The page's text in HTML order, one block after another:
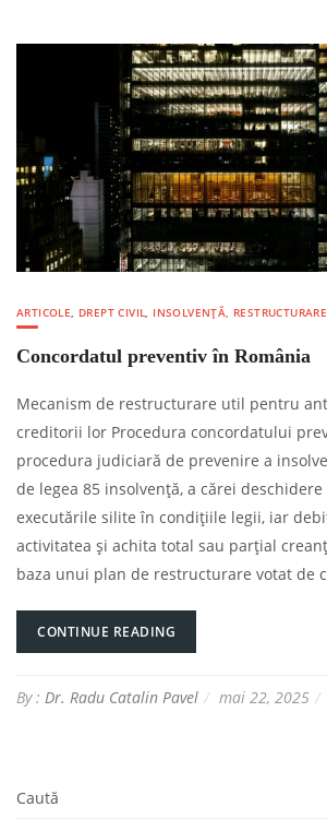
ARTICOLE, DREPT CIVIL, INSOLVENȚĂ,
Concordatul preventiv în România
Mecanism de restructurare util pentru
creditorii lor Procedura concordatului
procedura judiciară de prevenire a
de legea 85 insolvență, a cărei
executările silite în condițiile legii, iar
activitatea și achita total sau parțial
baza unui plan de restructurare votat de
CONTINUE READING
By : Dr. Radu Catalin Pavel mai 22, 2025
Caută